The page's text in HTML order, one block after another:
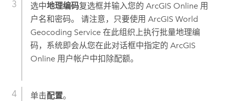
选中地理编码复选框并输入您的 ArcGIS Online用
户名和密码。 请注意，只要使用 ArcGIS World
Geocoding Service在此组织上执行批量地理编
码，系统即会从您在此对话框中指定的 ArcGIS
Online用户帐户中扣除配额。
单击配置。